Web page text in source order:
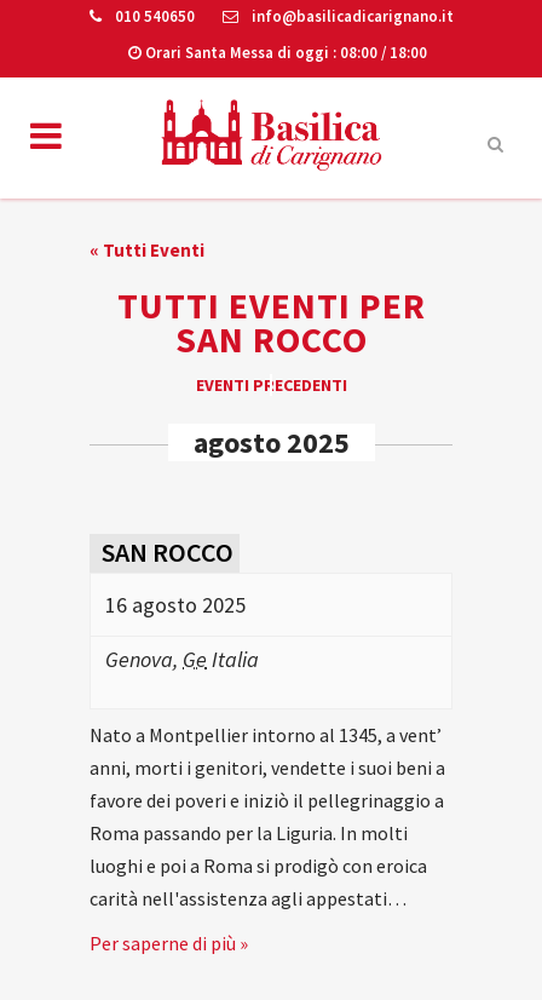
010 540650
info@basilicadicarignano.it
Orari Santa Messa di oggi : 08:00 / 18:00
« Tutti Eventi
TUTTI EVENTI PER
SAN ROCCO
NAVIGATION
EVENTI PRECEDENTI
agosto 2025
SAN ROCCO
16 agosto 2025
Genova, Ge Italia
Nato a Montpellier intorno al 1345, a vent’
anni, morti i genitori, vendette i suoi beni a
favore dei poveri e iniziò il pellegrinaggio a
Roma passando per la Liguria. In molti
luoghi e poi a Roma si prodigò con eroica
carità nell'assistenza agli appestati…
Per saperne di più »